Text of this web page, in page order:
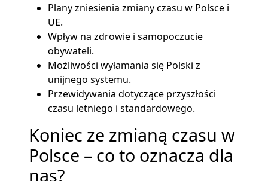
Plany zniesienia zmiany czasu w Polsce i
UE.
Wpływ na zdrowie i samopoczucie
obywateli.
Możliwości wyłamania się Polski z
unijnego systemu.
Przewidywania dotyczące przyszłości
czasu letniego i standardowego.
Koniec ze zmianą czasu w
Polsce – co to oznacza dla
nas?